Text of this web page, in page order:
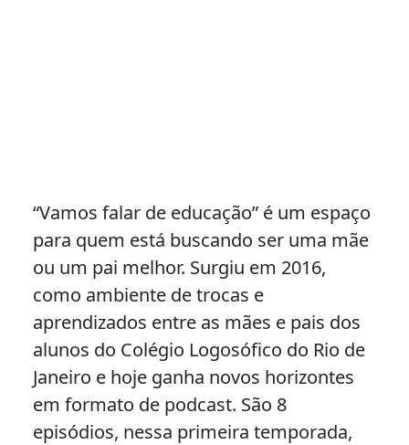
“Vamos falar de educação” é um espaço
para quem está buscando ser uma mãe
ou um pai melhor. Surgiu em 2016,
como ambiente de trocas e
aprendizados entre as mães e pais dos
alunos do Colégio Logosófico do Rio de
Janeiro e hoje ganha novos horizontes
em formato de podcast. São 8
episódios, nessa primeira temporada,